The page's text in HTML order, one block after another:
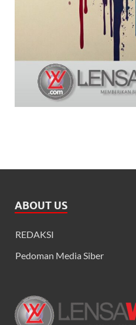
ABOUT US
REDAKSI
Pedoman Media Siber